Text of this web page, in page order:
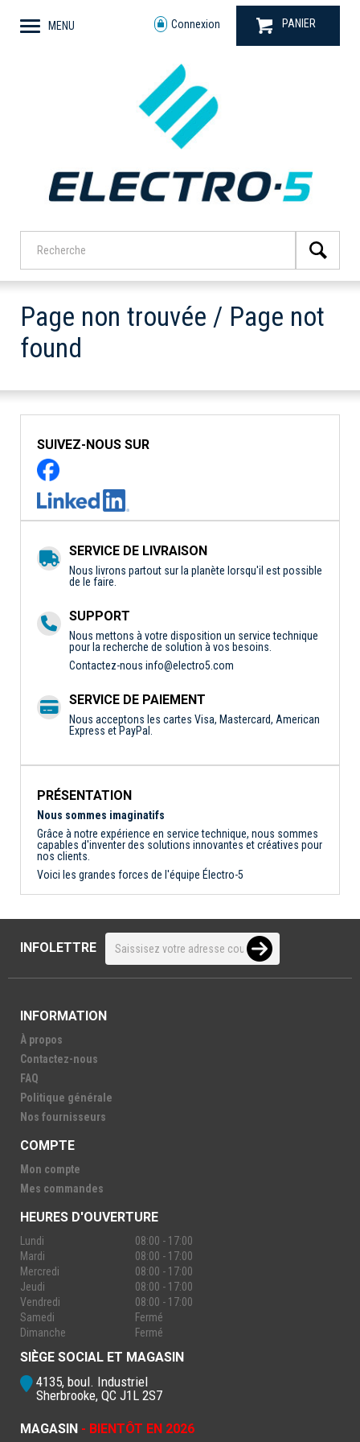
MENU Connexion PANIER
Page non trouvée / Page not
found
SUIVEZ-NOUS SUR
SERVICE DE LIVRAISON
Nous livrons partout sur la planète lorsqu'il est possible
de le faire.
SUPPORT
Nous mettons à votre disposition un service technique
pour la recherche de solution à vos besoins.
Contactez-nous info@electro5.com
SERVICE DE PAIEMENT
Nous acceptons les cartes Visa, Mastercard, American
Express et PayPal.
PRÉSENTATION
Nous sommes imaginatifs
Grâce à notre expérience en service technique, nous sommes
capables d'inventer des solutions innovantes et créatives pour
nos clients.
Voici les grandes forces de l'équipe Électro-5
INFOLETTRE
INFORMATION
À propos
Contactez-nous
FAQ
Politique générale
Nos fournisseurs
COMPTE
Mon compte
Mes commandes
HEURES D'OUVERTURE
Lundi
08:00 - 17:00
Mardi
08:00 - 17:00
Mercredi
08:00 - 17:00
Jeudi
08:00 - 17:00
Vendredi
08:00 - 17:00
Samedi
Fermé
Dimanche
Fermé
SIÈGE SOCIAL ET MAGASIN
4135, boul. Industriel
Sherbrooke, QC J1L 2S7
MAGASIN - BIENTÔT EN 2026